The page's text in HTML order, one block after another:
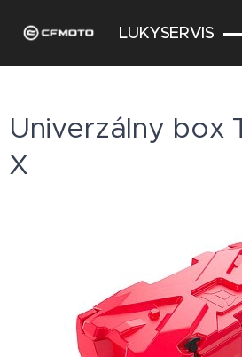
LUKYSERVIS
Univerzálny box
X